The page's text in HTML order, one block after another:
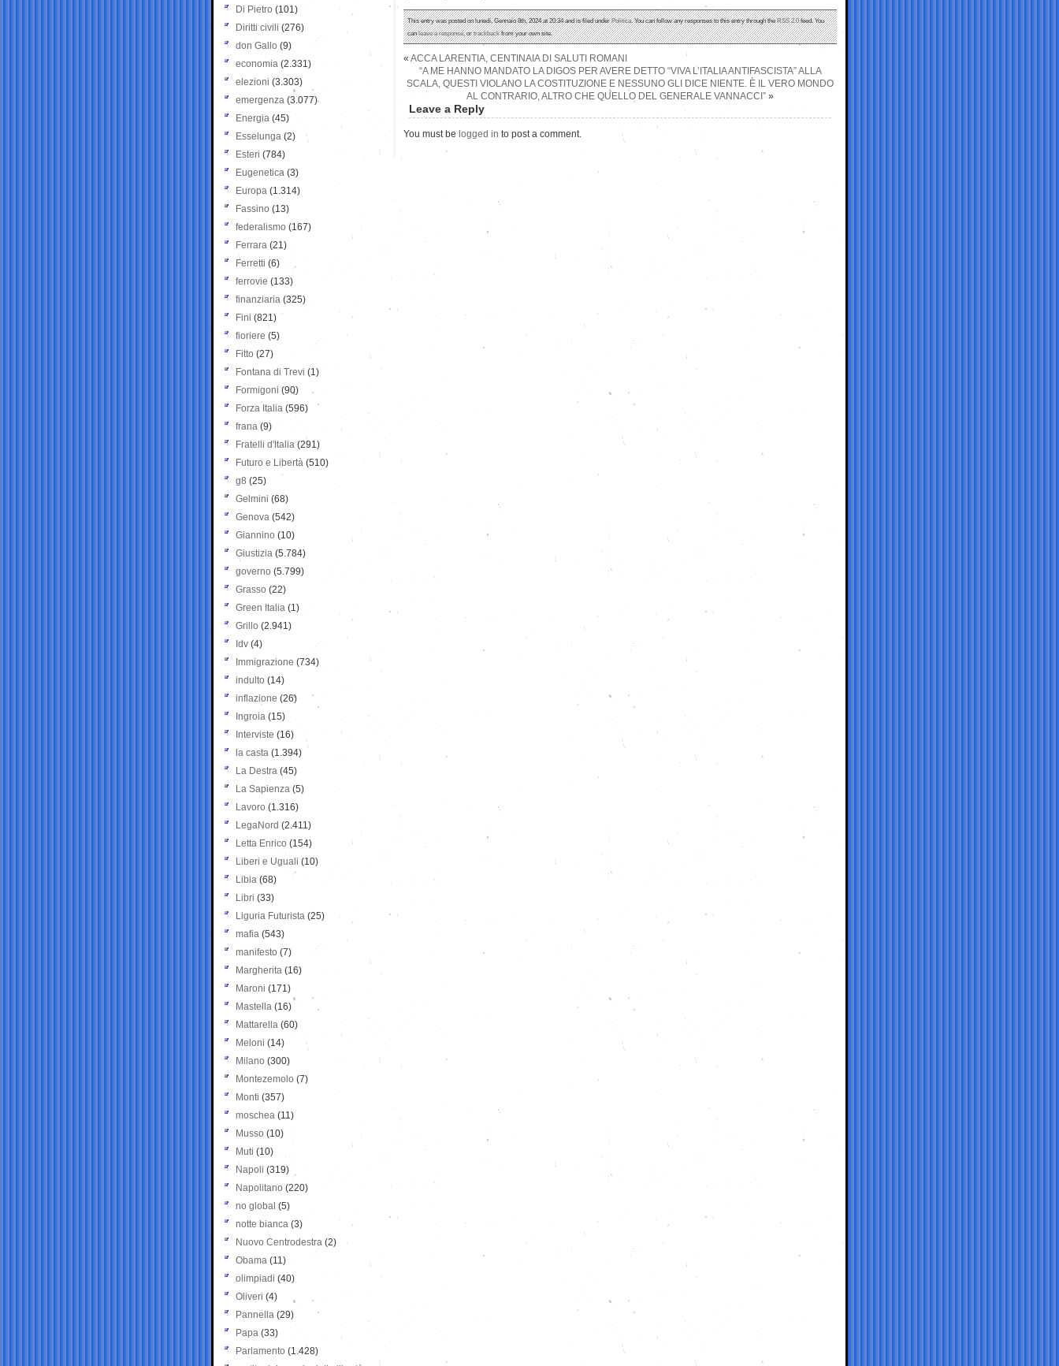
This entry was posted on lunedì, Gennaio 8th, 2024 at 20:34 and is filed underPolitica. You can follow any responses to this entry through theRSS 2.0feed. You
canleave a response, ortrackbackfrom your own site.
« ACCA LARENTIA, CENTINAIA DI SALUTI ROMANI
“A ME HANNO MANDATO LA DIGOS PER AVERE DETTO “VIVA L’ITALIA ANTIFASCISTA” ALLA
SCALA, QUESTI VIOLANO LA COSTITUZIONE E NESSUNO GLI DICE NIENTE. È IL VERO MONDO
AL CONTRARIO, ALTRO CHE QUELLO DEL GENERALE VANNACCI” »
Leave a Reply
You must be logged in to post a comment.
Di Pietro (101)
Diritti civili (276)
don Gallo (9)
economia (2.331)
elezioni (3.303)
emergenza (3.077)
Energia (45)
Esselunga (2)
Esteri (784)
Eugenetica (3)
Europa (1.314)
Fassino (13)
federalismo (167)
Ferrara (21)
Ferretti (6)
ferrovie (133)
finanziaria (325)
Fini (821)
fioriere (5)
Fitto (27)
Fontana di Trevi (1)
Formigoni (90)
Forza Italia (596)
frana (9)
Fratelli d'Italia (291)
Futuro e Libertà (510)
g8 (25)
Gelmini (68)
Genova (542)
Giannino (10)
Giustizia (5.784)
governo (5.799)
Grasso (22)
Green Italia (1)
Grillo (2.941)
Idv (4)
Immigrazione (734)
indulto (14)
inflazione (26)
Ingroia (15)
Interviste (16)
la casta (1.394)
La Destra (45)
La Sapienza (5)
Lavoro (1.316)
LegaNord (2.411)
Letta Enrico (154)
Liberi e Uguali (10)
Libia (68)
Libri (33)
Liguria Futurista (25)
mafia (543)
manifesto (7)
Margherita (16)
Maroni (171)
Mastella (16)
Mattarella (60)
Meloni (14)
Milano (300)
Montezemolo (7)
Monti (357)
moschea (11)
Musso (10)
Muti (10)
Napoli (319)
Napolitano (220)
no global (5)
notte bianca (3)
Nuovo Centrodestra (2)
Obama (11)
olimpiadi (40)
Oliveri (4)
Pannella (29)
Papa (33)
Parlamento (1.428)